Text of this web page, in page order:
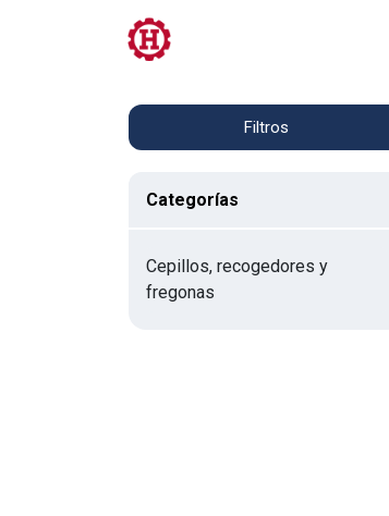
Filtros
Categorías
Cepillos, recogedores y
fregonas